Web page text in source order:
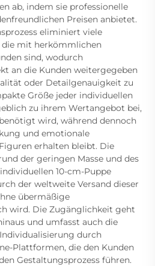
ab, indem sie professionelle
Preisen anbietet.
eliminiert viele
mit herkömmlichen
sind, wodurch
an die Kunden weitergegeben
oder Detailgenauigkeit zu
Größe jeder individuellen
zu ihrem Wertangebot bei,
wird, während dennoch
und emotionale
erhalten bleibt. Die
der geringen Masse und des
10-cm-Puppe
der weltweite Versand dieser
übermäßige
wird. Die Zugänglichkeit geht
und umfasst auch die
durch
Plattformen, die den Kunden
Gestaltungsprozess führen.